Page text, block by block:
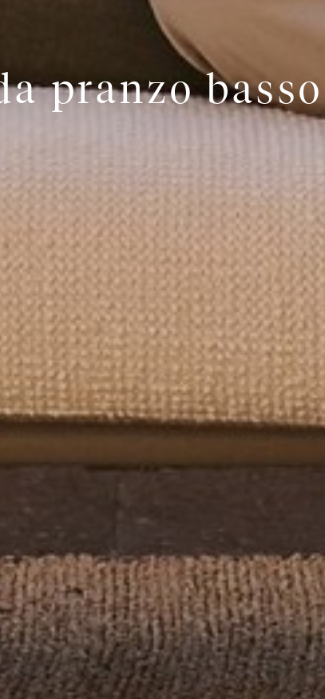
pranzo basso